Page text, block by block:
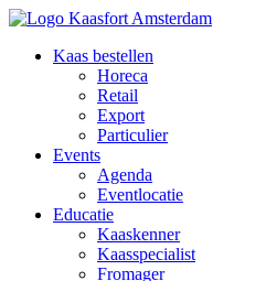
Kaas bestellen
Horeca
Retail
Export
Particulier
Events
Agenda
Eventlocatie
Educatie
Kaaskenner
Kaasspecialist
Fromager